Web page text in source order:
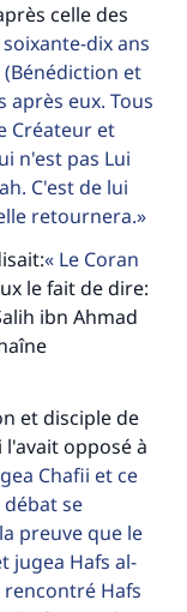
celle des
dix ans
et
eux. Tous
Créateur et
n'est pas Lui
C'est de lui
retournera.
Le Coran
le fait de dire:
ibn Ahmad
et disciple de
opposé à
Chafii et ce
se
preuve que le
jugea Hafs al-
rencontré Hafs